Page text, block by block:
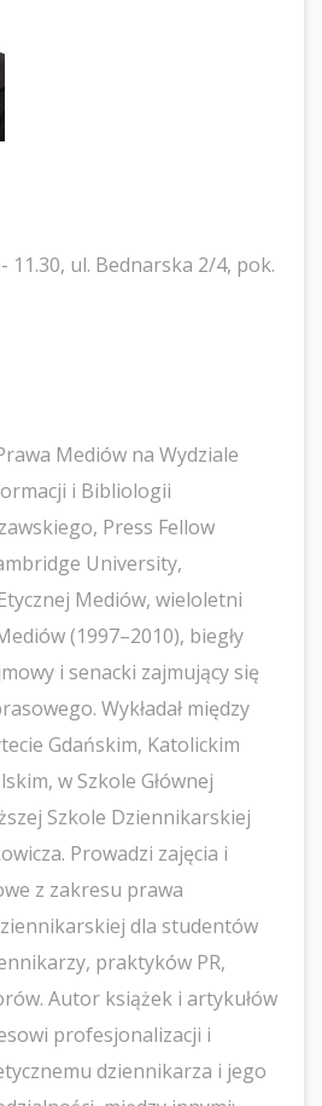
11.30, ul. Bednarska 2/4, pok.
Mediów na Wydziale
i Bibliologii
Press Fellow
University,
Mediów, wieloletni
(1997–2010), biegły
i senacki zajmujący się
Wykładał między
Gdańskim, Katolickim
w Szkole Głównej
Szkole Dziennikarskiej
Prowadzi zajęcia i
z zakresu prawa
dla studentów
praktyków PR,
Autor książek i artykułów
profesjonalizacji i
dziennikarza i jego